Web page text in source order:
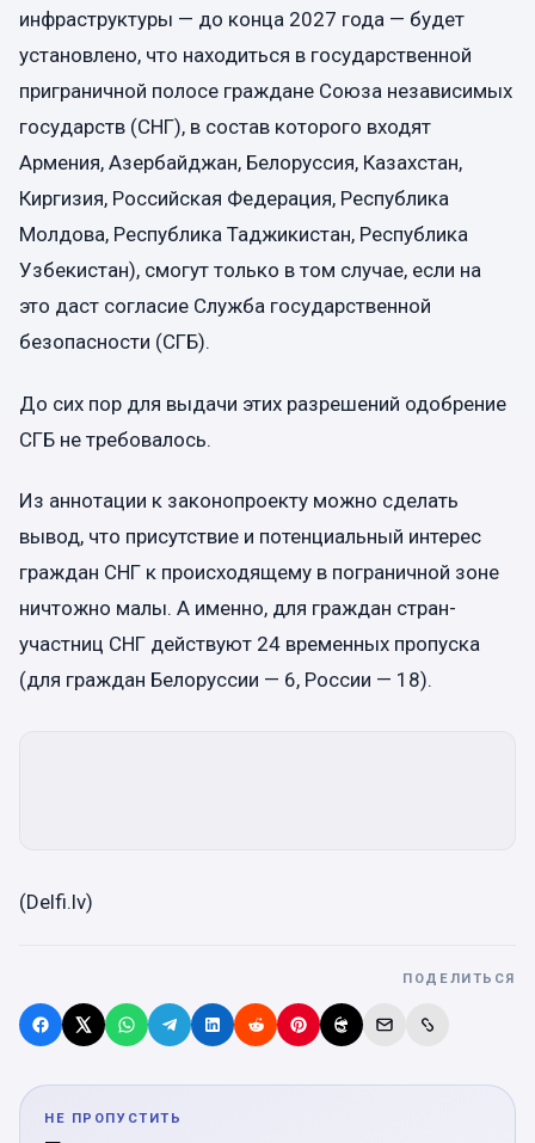
инфраструктуры — до конца 2027 года — будет
установлено, что находиться в государственной
приграничной полосе граждане Союза независимых
государств (СНГ), в состав которого входят
Армения, Азербайджан, Белоруссия, Казахстан,
Киргизия, Российская Федерация, Республика
Молдова, Республика Таджикистан, Республика
Узбекистан), смогут только в том случае, если на
это даст согласие Служба государственной
безопасности (СГБ).
До сих пор для выдачи этих разрешений одобрение
СГБ не требовалось.
Из аннотации к законопроекту можно сделать
вывод, что присутствие и потенциальный интерес
граждан СНГ к происходящему в пограничной зоне
ничтожно малы. А именно, для граждан стран-
участниц СНГ действуют 24 временных пропуска
(для граждан Белоруссии — 6, России — 18).
(Delfi.lv)
ПОДЕЛИТЬСЯ
НЕ ПРОПУСТИТЬ